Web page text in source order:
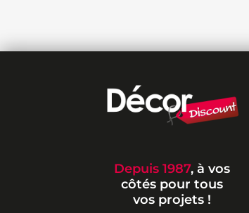
Depuis 1987, à vos
côtés pour tous
vos projets !